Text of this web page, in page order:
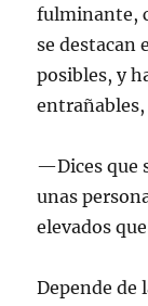
fulminante,
se destacan
posibles, y
entrañables,
—Dices que
unas
elevados
Depende de